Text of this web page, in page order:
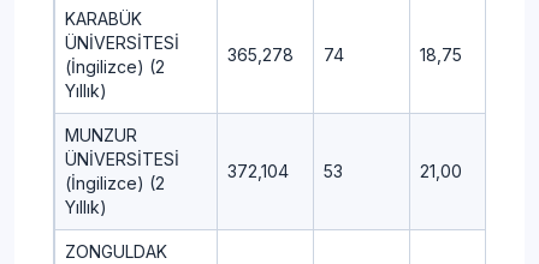
KARABÜK
ÜNİVERSİTESİ
(İngilizce) (2
Yıllık)
365,278 74 18,75
MUNZUR
ÜNİVERSİTESİ
(İngilizce) (2
Yıllık)
372,104 53 21,00
ZONGULDAK